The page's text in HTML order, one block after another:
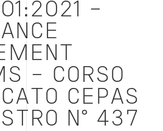
-
- CORSO
CEPAS
N° 437